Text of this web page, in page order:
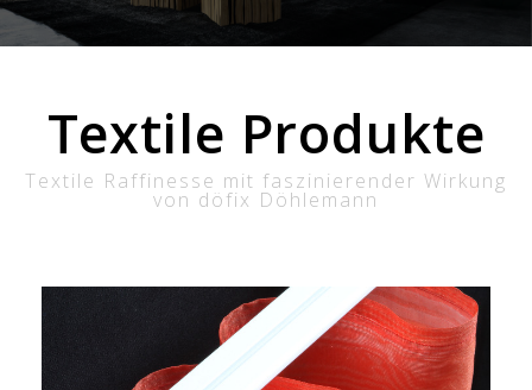
Textile Produkte
Textile Raffinesse mit faszinierender Wirkung
von döfix Döhlemann